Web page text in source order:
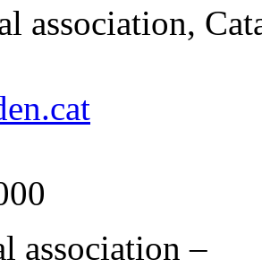
association,
association –